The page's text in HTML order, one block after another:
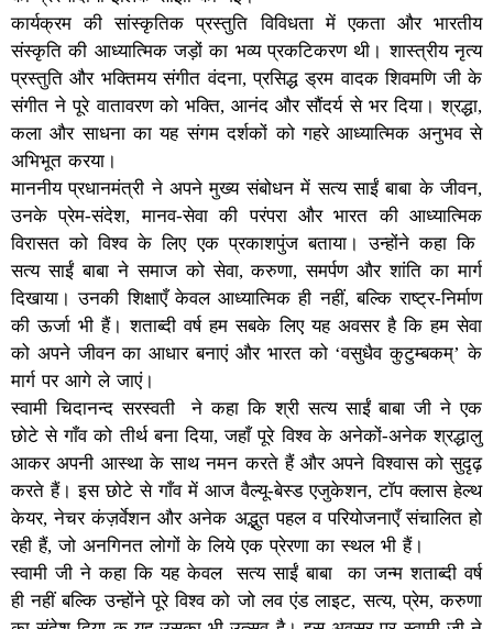
कार्यक्रम की सांस्कृतिक प्रस्तुति विविधता में एकता और भारतीय
संस्कृति की आध्यात्मिक जड़ों का भव्य प्रकटिकरण थी। शास्त्रीय नृत्य
प्रस्तुति और भक्तिमय संगीत वंदना, प्रसिद्ध ड्रम वादक शिवमणि जी के
संगीत ने पूरे वातावरण को भक्ति, आनंद और सौंदर्य से भर दिया। श्रद्धा,
कला और साधना का यह संगम दर्शकों को गहरे आध्यात्मिक अनुभव से
अभिभूत करया।
माननीय प्रधानमंत्री ने अपने मुख्य संबोधन में सत्य साईं बाबा के जीवन,
उनके प्रेम-संदेश, मानव-सेवा की परंपरा और भारत की आध्यात्मिक
विरासत को विश्व के लिए एक प्रकाशपुंज बताया। उन्होंने कहा कि
सत्य साईं बाबा ने समाज को सेवा, करुणा, समर्पण और शांति का मार्ग
दिखाया। उनकी शिक्षाएँ केवल आध्यात्मिक ही नहीं, बल्कि राष्ट्र-निर्माण
की ऊर्जा भी हैं। शताब्दी वर्ष हम सबके लिए यह अवसर है कि हम सेवा
को अपने जीवन का आधार बनाएं और भारत को ‘वसुधैव कुटुम्बकम्’ के
मार्ग पर आगे ले जाएं।
स्वामी चिदानन्द सरस्वती ने कहा कि श्री सत्य साईं बाबा जी ने एक
छोटे से गाँव को तीर्थ बना दिया, जहाँ पूरे विश्व के अनेकों-अनेक श्रद्धालु
आकर अपनी आस्था के साथ नमन करते हैं और अपने विश्वास को सुदृढ़
करते हैं। इस छोटे से गाँव में आज वैल्यू-बेस्ड एजुकेशन, टॉप क्लास हेल्थ
केयर, नेचर कंज़र्वेशन और अनेक अद्भुत पहल व परियोजनाएँ संचालित हो
रही हैं, जो अनगिनत लोगों के लिये एक प्रेरणा का स्थल भी हैं।
स्वामी जी ने कहा कि यह केवल सत्य साईं बाबा का जन्म शताब्दी वर्ष
ही नहीं बल्कि उन्होंने पूरे विश्व को जो लव एंड लाइट, सत्य, प्रेम, करुणा